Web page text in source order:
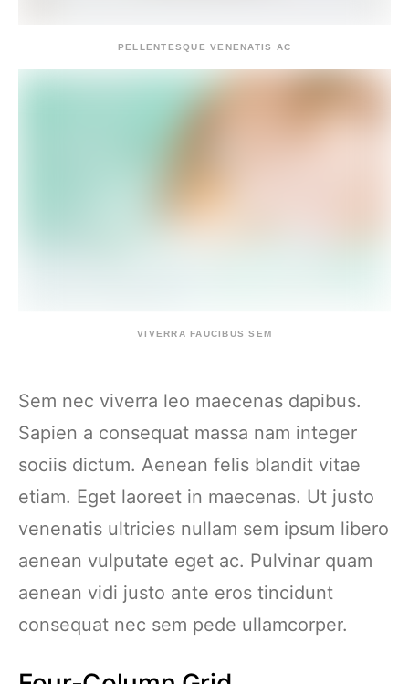
PELLENTESQUE VENENATIS AC
VIVERRA FAUCIBUS SEM
Sem nec viverra leo maecenas dapibus.
Sapien a consequat massa nam integer
sociis dictum. Aenean felis blandit vitae
etiam. Eget laoreet in maecenas. Ut justo
venenatis ultricies nullam sem ipsum libero
aenean vulputate eget ac. Pulvinar quam
aenean vidi justo ante eros tincidunt
consequat nec sem pede ullamcorper.